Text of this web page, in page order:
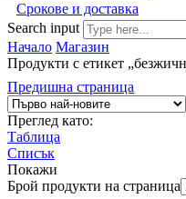
Срокове и доставка
Search input
Начало Магазин
Продукти с етикет
Предишна страница
Преглед като:
Таблица
Списък
Покажи
Брой продукти на страница